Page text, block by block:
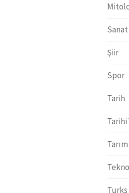
Sanat
Şiir
Spor
Tarih
Tarım